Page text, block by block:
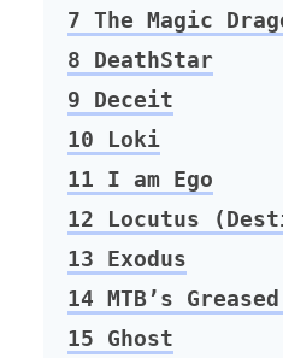
7 The Magic
8 DeathStar
9 Deceit
10 Loki
11 I am Ego
12 Locutus
13 Exodus
14 MTB’s
15 Ghost